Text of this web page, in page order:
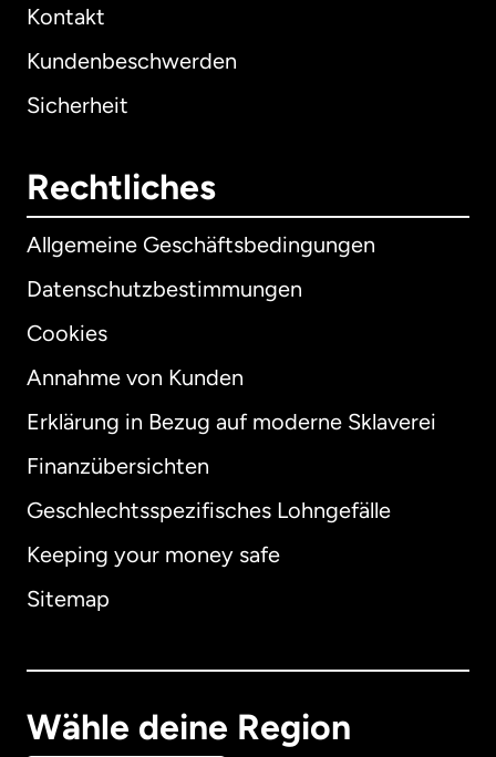
Kontakt
Kundenbeschwerden
Sicherheit
Rechtliches
Allgemeine Geschäftsbedingungen
Datenschutzbestimmungen
Cookies
Annahme von Kunden
Erklärung in Bezug auf moderne Sklaverei
Finanzübersichten
Geschlechtsspezifisches Lohngefälle
Keeping your money safe
Sitemap
Wähle deine Region
International English
Australien